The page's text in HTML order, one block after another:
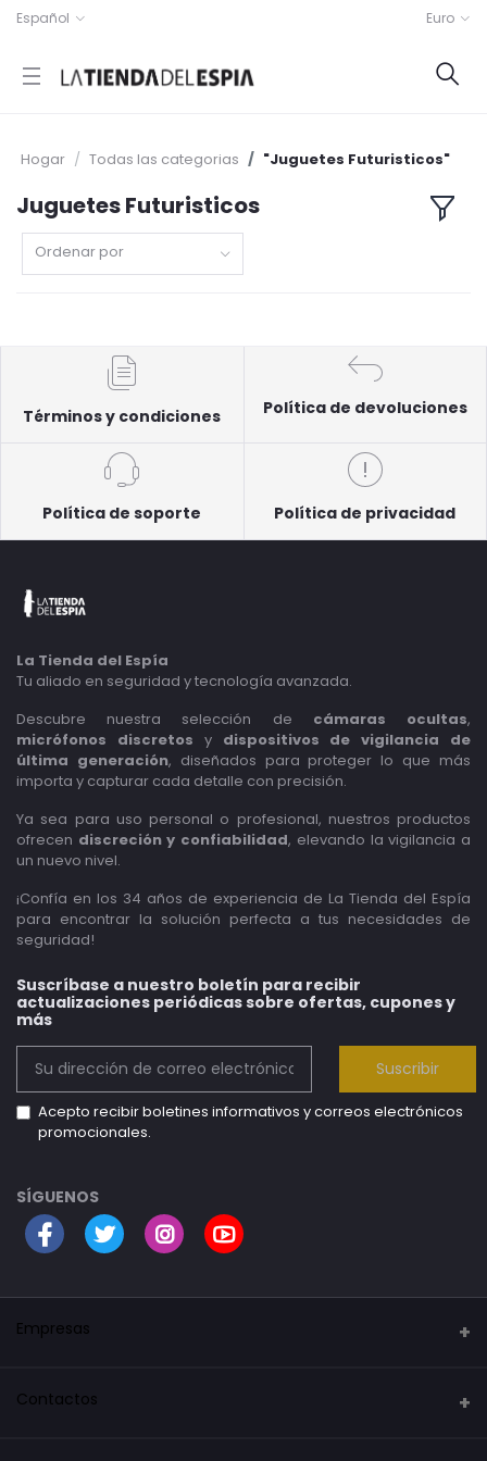
Español Euro
Hogar Todas las categorias "Juguetes Futuristicos"
Juguetes Futuristicos
Ordenar por
Términos y condiciones Política de devoluciones
Política de soporte Política de privacidad
La Tienda del Espía
Tu aliado en seguridad y tecnología avanzada.
Descubre nuestra selección de cámaras ocultas,
micrófonos discretos y dispositivos de vigilancia de
última generación, diseñados para proteger lo que más
importa y capturar cada detalle con precisión.
Ya sea para uso personal o profesional, nuestros productos
ofrecen discreción y confiabilidad, elevando la vigilancia a
un nuevo nivel.
¡Confía en los 34 años de experiencia de La Tienda del Espía
para encontrar la solución perfecta a tus necesidades de
seguridad!
Suscríbase a nuestro boletín para recibir
actualizaciones periódicas sobre ofertas, cupones y
más
Suscribir
Acepto recibir boletines informativos y correos electrónicos
promocionales.
SÍGUENOS
Empresas
Security Mark
Contactos